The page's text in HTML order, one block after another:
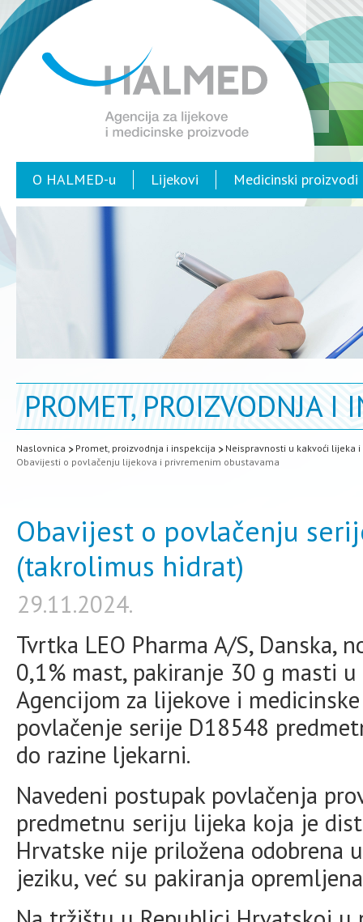
O HALMED-u Lijekovi Medicinski proizvodi
PROMET, PROIZVODNJA I
Naslovnica Promet, proizvodnja i inspekcija
Neispravnosti u kakvoći lijeka
Obavijesti o povlačenju lijekova i privremenim obustavama
Obavijest o povlačenju
(takrolimus hidrat)
29.11.2024.
Tvrtka LEO Pharma A/S, Danska,
0,1% mast, pakiranje 30 g masti
Agencijom za lijekove i
povlačenje serije D18548
do razine ljekarni.
Navedeni postupak povlačenja
predmetnu seriju lijeka koja je
Hrvatske nije priložena odobrena
jeziku, već su pakiranja